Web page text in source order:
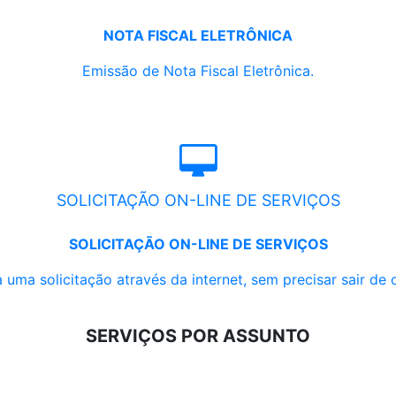
NOTA FISCAL ELETRÔNICA
Emissão de Nota Fiscal Eletrônica.
SOLICITAÇÃO ON-LINE DE SERVIÇOS
SOLICITAÇÃO ON-LINE DE SERVIÇOS
uma solicitação através da internet, sem precisar sair de
SERVIÇOS POR ASSUNTO